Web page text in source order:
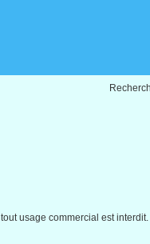
usage commercial est interdit.